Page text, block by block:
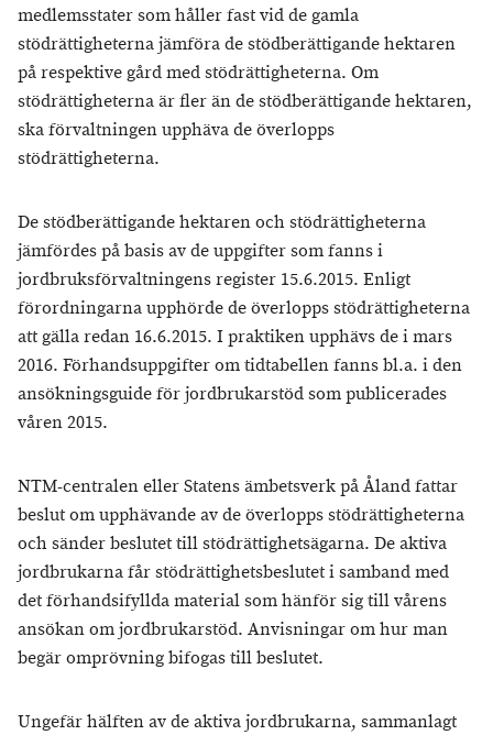
medlemsstater som håller fast vid de gamla
stödrättigheterna jämföra de stödberättigande hektaren
på respektive gård med stödrättigheterna. Om
stödrättigheterna är fler än de stödberättigande hektaren,
ska förvaltningen upphäva de överlopps
stödrättigheterna.
De stödberättigande hektaren och stödrättigheterna
jämfördes på basis av de uppgifter som fanns i
jordbruksförvaltningens register 15.6.2015. Enligt
förordningarna upphörde de överlopps stödrättigheterna
att gälla redan 16.6.2015. I praktiken upphävs de i mars
2016. Förhandsuppgifter om tidtabellen fanns bl.a. i den
ansökningsguide för jordbrukarstöd som publicerades
våren 2015.
NTM-centralen eller Statens ämbetsverk på Åland fattar
beslut om upphävande av de överlopps stödrättigheterna
och sänder beslutet till stödrättighetsägarna. De aktiva
jordbrukarna får stödrättighetsbeslutet i samband med
det förhandsifyllda material som hänför sig till vårens
ansökan om jordbrukarstöd. Anvisningar om hur man
begär omprövning bifogas till beslutet.
Ungefär hälften av de aktiva jordbrukarna, sammanlagt